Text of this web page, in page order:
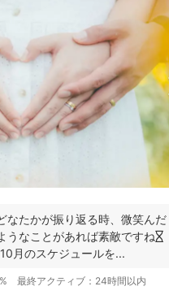
なたかが振り返る時、微笑んだ
うなことがあれば素敵ですね⏳
月のスケジュールを...
最終アクティブ： 24時間以内